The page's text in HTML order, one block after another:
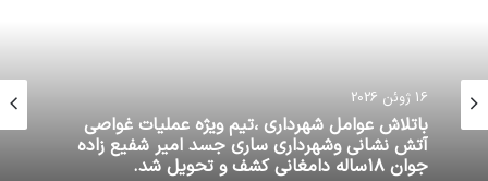
16 ژوئن 2026
باتلاش عوامل شهرداری ،تیم ویژه عملیات غواصی
آتش نشانی وشهرداری ساری جسد امیر شفیع زاده
جوان ۱۸ساله دامغانی کشف و تحویل شد.